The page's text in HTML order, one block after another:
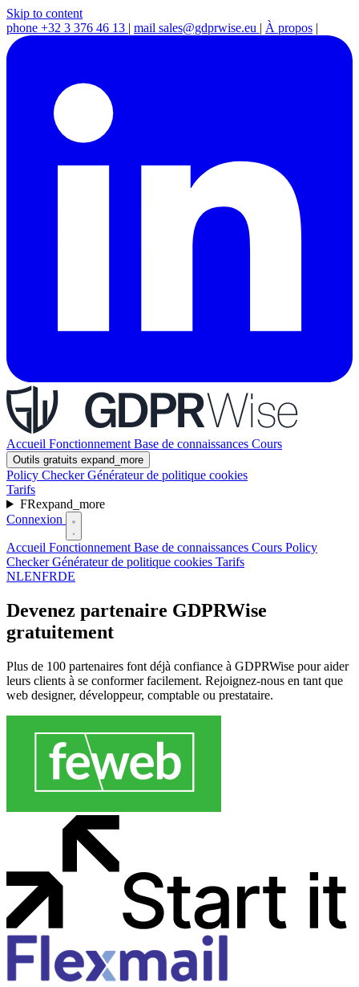
Skip to content
phone +32 3 376 46 13 | mail sales@gdprwise.eu | À propos |
Accueil Fonctionnement Base de connaissances Cours
Outils gratuits expand_more
Policy CheckerGénérateur de politique cookies
Tarifs
FRexpand_more
Connexion
Accueil Fonctionnement Base de connaissances Cours Policy
CheckerGénérateur de politique cookies Tarifs
NLENFRDE
Devenez partenaire GDPRWise
gratuitement
Plus de 100 partenaires font déjà confiance à GDPRWise pour aider
leurs clients à se conformer facilement. Rejoignez-nous en tant que
web designer, développeur, comptable ou prestataire.